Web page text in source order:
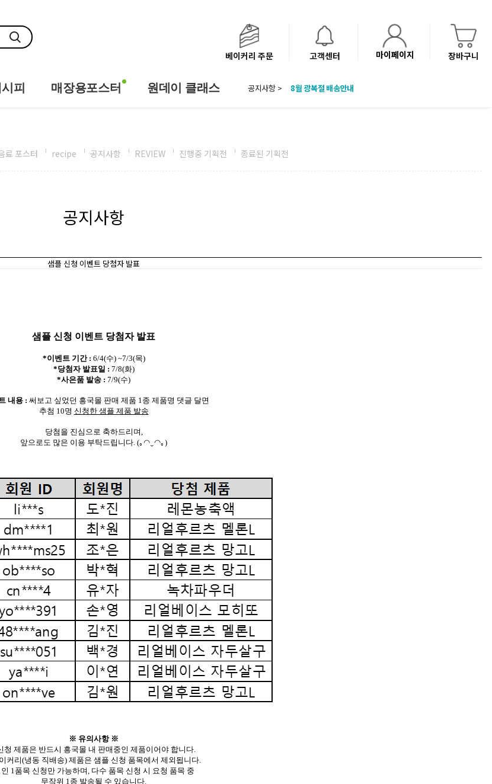
베이커리 주문 고객센터 마이페이지 장바구니
피 매장용포스터 원데이 클래스 공지사항 >
8월 광복절 배송안내
료 포스터 recipe 공지사항 REVIEW 진행중 기획전 종료된 기획전
공지사항
샘플 신청 이벤트 당첨자 발표
샘플 신청 이벤트 당첨자 발표
*이벤트 기간 : 6/4(수) ~7/3(목)
*당첨자 발표일 : 7/8(화)
*사은품 발송 : 7/9(수)
내용 : 써보고 싶었던 흥국몰 판매 제품 1종 제품명 댓글 달면
추첨 10명 신청한 샘플 제품 발송
당첨을 진심으로 축하드리며,
앞으로도 많은 이용 부탁드립니다. (｡◠‿◠｡)
※ 유의사항 ※
청 제품은 반드시 흥국몰 내 판매중인 제품이어야 합니다.
커리(냉동 직배송) 제품은 샘플 신청 품목에서 제외됩니다.
인 1품목 신청만 가능하며, 다수 품목 신청 시 요청 품목 중
무작위 1종 발송될 수 있습니다.